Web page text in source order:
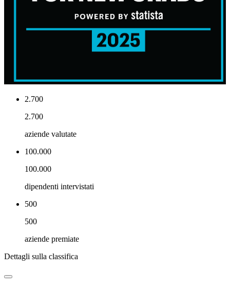
2.700
2.700
aziende valutate
100.000
100.000
dipendenti intervistati
500
500
aziende premiate
Dettagli sulla classifica